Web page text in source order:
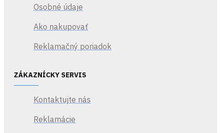
Anderson a Wake sú dvaja
hrdinovia na dvoch zúfalých
realitách, ktoré sú v srdci
ktorým ani jeden z nich
nerozumie: navzájom sa
ovplyvňujú svety okolo
Osobné údaje
Ako nakupovať
Reklamačný poriadok
ZÁKAZNÍCKY SERVIS
Kontaktujte nás
Reklamácie